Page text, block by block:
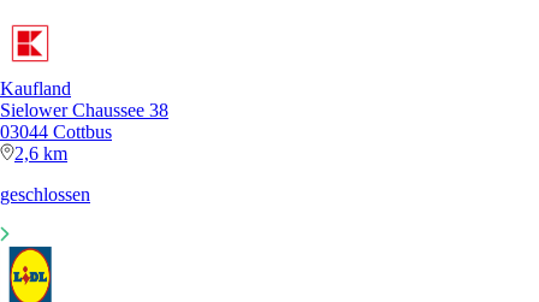
Kaufland
Sielower Chaussee 38
03044 Cottbus
2,6 km
geschlossen